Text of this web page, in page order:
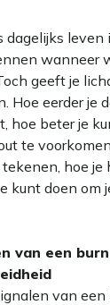
dagelijks leven
wanneer
geeft je
Hoe eerder je
hoe beter je
te
hoe je
kunt doen om
van een
van